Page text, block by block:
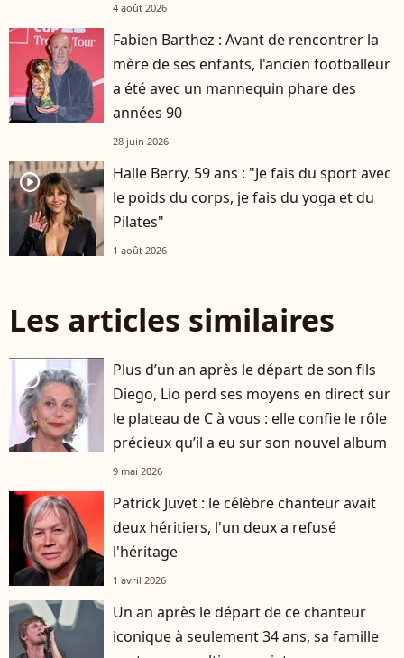
4 août 2026
Fabien Barthez : Avant de rencontrer la
mère de ses enfants, l'ancien footballeur
a été avec un mannequin phare des
années 90
28 juin 2026
player2
Halle Berry, 59 ans : "Je fais du sport avec
le poids du corps, je fais du yoga et du
Pilates"
1 août 2026
Les articles similaires
player2
Plus d’un an après le départ de son fils
Diego, Lio perd ses moyens en direct sur
le plateau de C à vous : elle confie le rôle
précieux qu’il a eu sur son nouvel album
9 mai 2026
Patrick Juvet : le célèbre chanteur avait
deux héritiers, l'un deux a refusé
l'héritage
1 avril 2026
Un an après le départ de ce chanteur
iconique à seulement 34 ans, sa famille